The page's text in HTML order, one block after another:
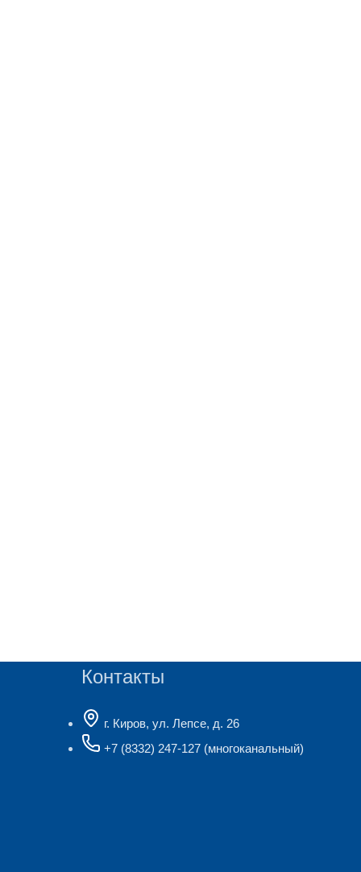
Контакты
г. Киров, ул. Лепсе, д. 26
+7 (8332) 247-127 (многоканальный)